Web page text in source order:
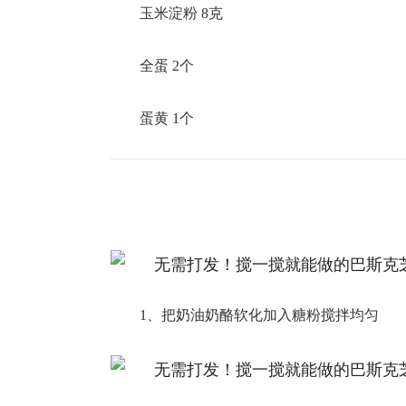
玉米淀粉 8克
全蛋 2个
蛋黄 1个
1、把奶油奶酪软化加入糖粉搅拌均匀